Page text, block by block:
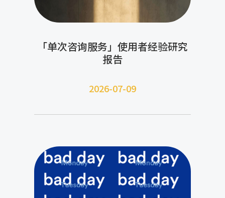
「单次咨询服务」使用者经验研究
报告
2026-07-09